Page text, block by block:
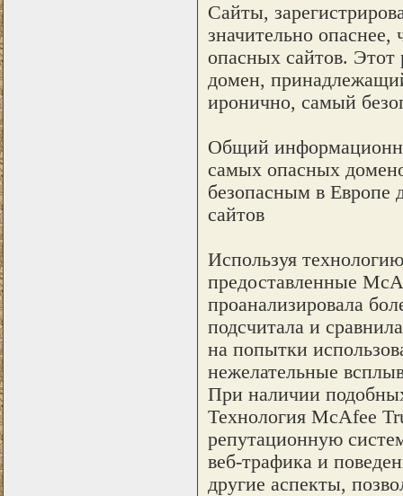
Сайты,
значительно
опасных сайтов. Этот
домен,
иронично, самый
Общий
самых опасных
безопасным в Европе
сайтов
Используя
предоставленные
проанализировала
подсчитала и
на попытки
нежелательные
При наличии
Технология McAfee
репутационную
веб-трафика и
другие аспекты,